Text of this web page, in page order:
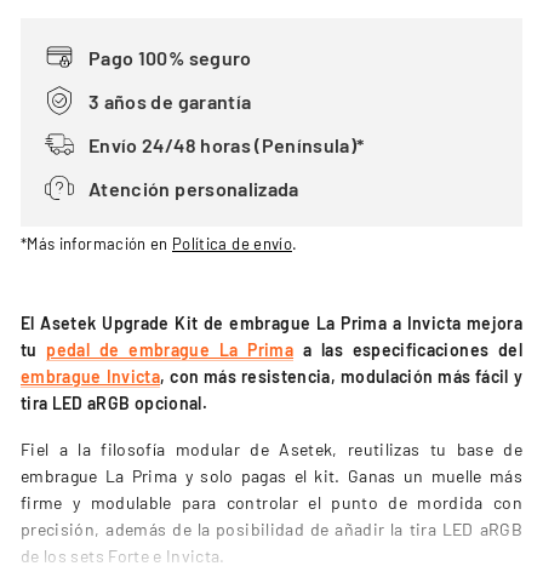
Pago 100% seguro
3 años de garantía
Envío 24/48 horas (Península)*
Atención personalizada
*Más información en Política de envío.
El Asetek Upgrade Kit de embrague La Prima a Invicta mejora
tu pedal de embrague La Prima a las especificaciones del
embrague Invicta, con más resistencia, modulación más fácil y
tira LED aRGB opcional.
Fiel a la filosofía modular de Asetek, reutilizas tu base de
embrague La Prima y solo pagas el kit. Ganas un muelle más
firme y modulable para controlar el punto de mordida con
precisión, además de la posibilidad de añadir la tira LED aRGB
de los sets Forte e Invicta.